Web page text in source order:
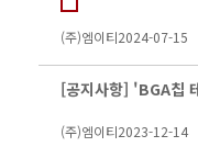
(주)엠이티2024-07-15
[공지사항] 'BGA칩
(주)엠이티2023-12-14